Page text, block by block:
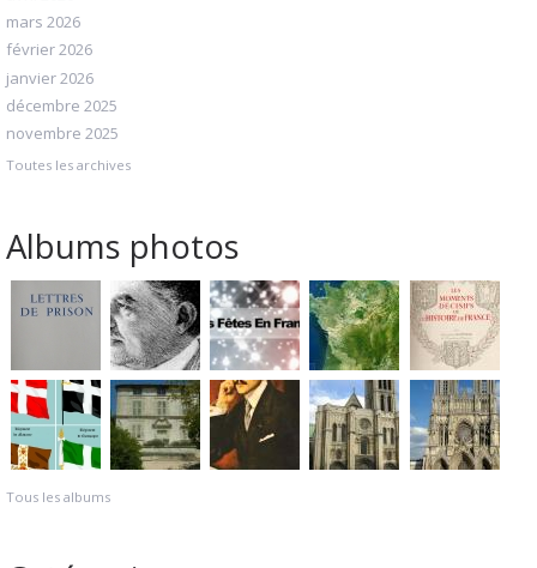
mars 2026
février 2026
janvier 2026
décembre 2025
novembre 2025
Toutes les archives
Albums photos
Tous les albums